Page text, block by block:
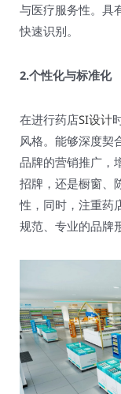
与医疗服务性。具
快速识别。
2.个性化与标准化
在进行药店SI设计
风格。能够深度契
品牌的营销推广，
招牌，还是橱窗、
性，同时，注重药
规范、专业的品牌